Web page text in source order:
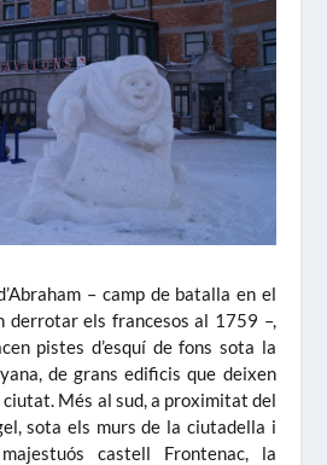
– camp de batalla en el
derrotar els francesos al 1759 –,
pistes d’esquí de fons sota la
de grans edificis que deixen
Més al sud, a proximitat del
sota els murs de la ciutadella i
castell Frontenac, la